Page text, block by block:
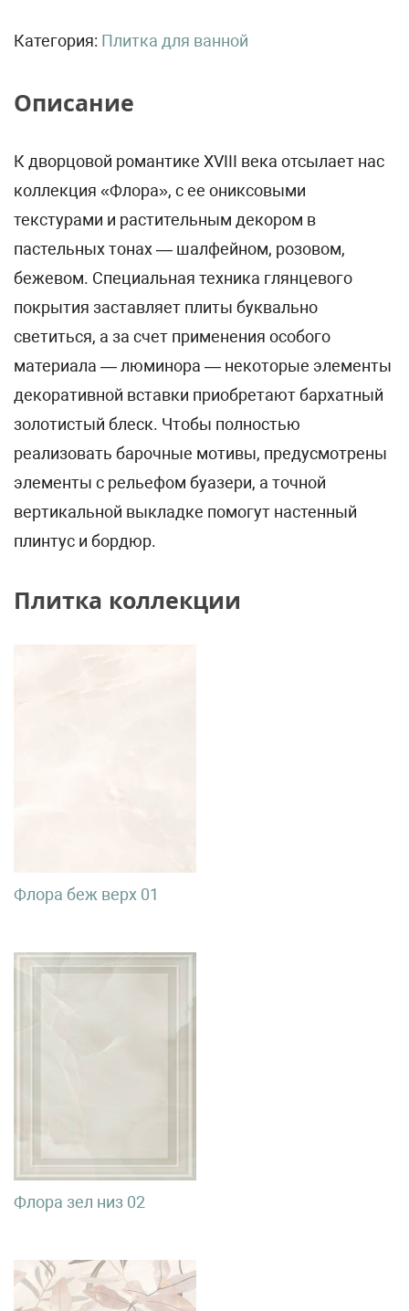
Категория: Плитка для ванной
Описание
К дворцовой романтике XVIII века отсылает нас
коллекция «Флора», с ее ониксовыми
текстурами и растительным декором в
пастельных тонах — шалфейном, розовом,
бежевом. Специальная техника глянцевого
покрытия заставляет плиты буквально
светиться, а за счет применения особого
материала — люминора — некоторые элементы
декоративной вставки приобретают бархатный
золотистый блеск. Чтобы полностью
реализовать барочные мотивы, предусмотрены
элементы с рельефом буазери, а точной
вертикальной выкладке помогут настенный
плинтус и бордюр.
Плитка коллекции
Флора беж верх 01
Флора зел низ 02